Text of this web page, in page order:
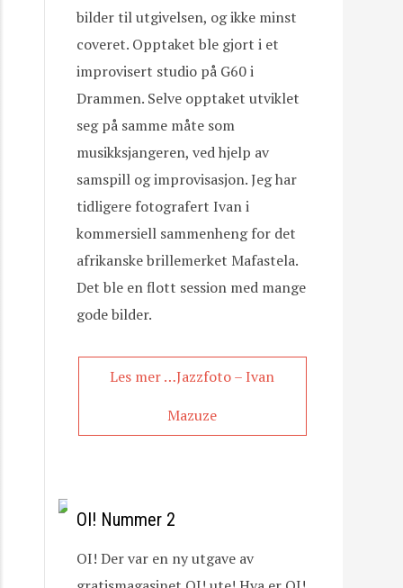
bilder til utgivelsen, og ikke minst
coveret. Opptaket ble gjort i et
improvisert studio på G60 i
Drammen. Selve opptaket utviklet
seg på samme måte som
musikksjangeren, ved hjelp av
samspill og improvisasjon. Jeg har
tidligere fotografert Ivan i
kommersiell sammenheng for det
afrikanske brillemerket Mafastela.
Det ble en flott session med mange
gode bilder.
Les mer …Jazzfoto – Ivan
Mazuze
OI! Nummer 2
OI! Der var en ny utgave av